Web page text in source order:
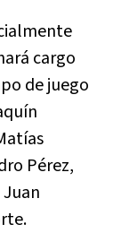
cargo
de juego
Pérez,